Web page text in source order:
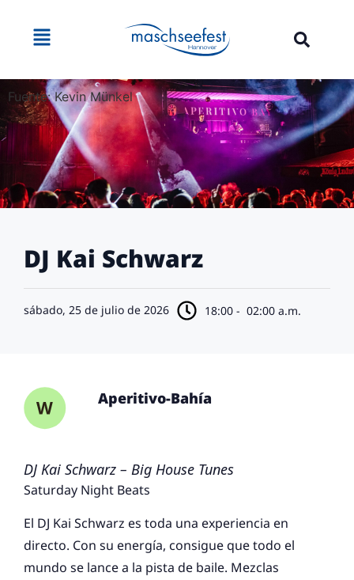
Fuente: Kevin Münkel
DJ Kai Schwarz
sábado, 25 de julio de 2026 18:00 - 02:00 a.m.
Aperitivo-Bahía
DJ Kai Schwarz – Big House Tunes
Saturday Night Beats
El DJ Kai Schwarz es toda una experiencia en
directo. Con su energía, consigue que todo el
mundo se lance a la pista de baile. Mezclas